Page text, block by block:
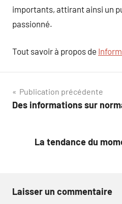
importants, attirant ainsi un
passionné.
Tout savoir à propos de
Navigation
de
Publication précédente
Des informations sur
La tendance du
Laisser un commentaire